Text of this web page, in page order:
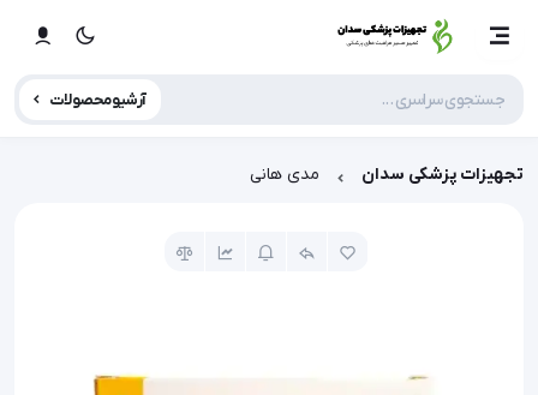
آرشیو محصولات
تجهیزات پزشکی سدان مدی هانی